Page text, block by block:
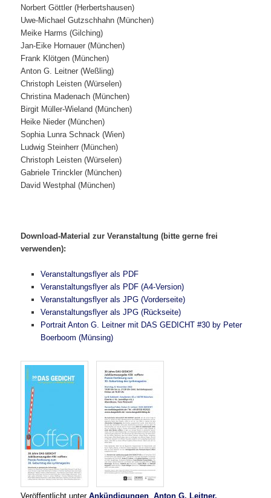
Norbert Göttler (Herbertshausen)
Uwe-Michael Gutzschhahn (München)
Meike Harms (Gilching)
Jan-Eike Hornauer (München)
Frank Klötgen (München)
Anton G. Leitner (Weßling)
Christoph Leisten (Würselen)
Christina Madenach (München)
Birgit Müller-Wieland (München)
Heike Nieder (München)
Sophia Lunra Schnack (Wien)
Ludwig Steinherr (München)
Christoph Leisten (Würselen)
Gabriele Trinckler (München)
David Westphal (München)
Download-Material zur Veranstaltung (bitte gerne frei
verwenden):
Veranstaltungsflyer als PDF
Veranstaltungsflyer als PDF (A4-Version)
Veranstaltungsflyer als JPG (Vorderseite)
Veranstaltungsflyer als JPG (Rückseite)
Portrait Anton G. Leitner mit DAS GEDICHT #30 by Peter
Boerboom (Münsing)
Veröffentlicht unter Ankündigungen ,Anton G. Leitner,